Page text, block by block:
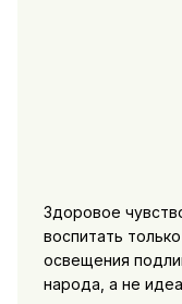
Здоровое
воспитать
освещения
народа, а не